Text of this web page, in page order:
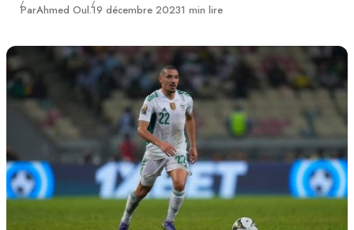
ParAhmed Oul.Publié
19 décembre 20231 min lire